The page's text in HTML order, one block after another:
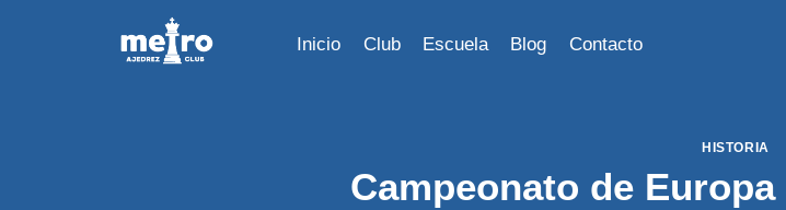
Inicio Club Escuela Blog Contacto
HISTORIA
Campeonato de